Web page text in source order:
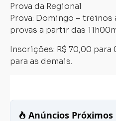
Prova da Regional
Prova: Domingo –
provas a partir das
Inscrições: R$ 70,00 para
para as demais.